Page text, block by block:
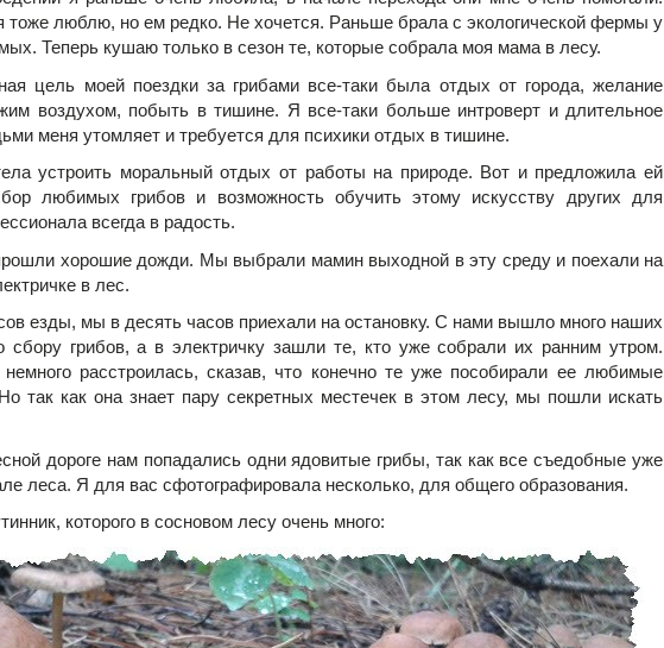
тоже люблю, но ем редко. Не хочется. Раньше брала с экологической фермы у
Теперь кушаю только в сезон те, которые собрала моя мама в лесу.
цель моей поездки за грибами все-таки была отдых от города, желание
воздухом, побыть в тишине. Я все-таки больше интроверт и длительное
меня утомляет и требуется для психики отдых в тишине.
устроить моральный отдых от работы на природе. Вот и предложила ей
любимых грибов и возможность обучить этому искусству других для
всегда в радость.
хорошие дожди. Мы выбрали мамин выходной в эту среду и поехали на
в лес.
езды, мы в десять часов приехали на остановку. С нами вышло много наших
сбору грибов, а в электричку зашли те, кто уже собрали их ранним утром.
расстроилась, сказав, что конечно те уже пособирали ее любимые
так как она знает пару секретных местечек в этом лесу, мы пошли искать
дороге нам попадались одни ядовитые грибы, так как все съедобные уже
леса. Я для вас сфотографировала несколько, для общего образования.
которого в сосновом лесу очень много: